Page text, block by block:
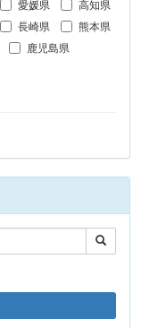
愛媛県 高知県
長崎県
熊本県
鹿児島県